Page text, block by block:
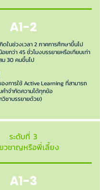
A1-2
ดในช่วงเวลา 2 ภาคการศึกษาขึ้นไป
อยกว่า 45 ชั่วโมงบรรยายหรือเทียบเท่า
ม 30 คนขึ้นไป
งการใช้ Active Learning ที่สามารถ
ำจำกัดความได้ทุกข้อ
ชาบรรยายด้วย)
ระดับที่ 3
วชาญหรือพี่เลี้ยง
A1-3